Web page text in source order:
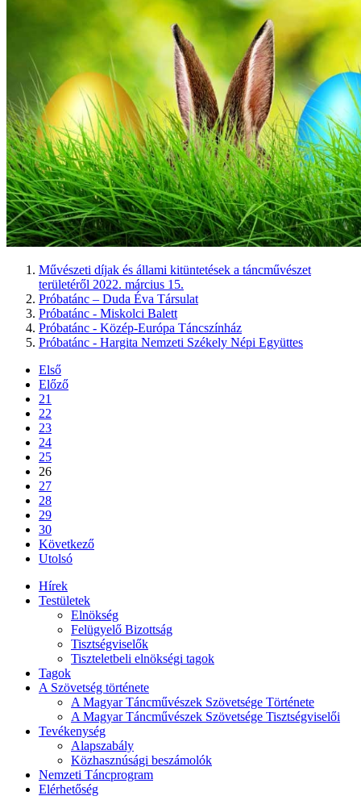
Művészeti díjak és állami kitüntetések a táncművészet
területéről 2022. március 15.
Próbatánc – Duda Éva Társulat
Próbatánc - Miskolci Balett
Próbatánc - Közép-Európa Táncszínház
Próbatánc - Hargita Nemzeti Székely Népi Együttes
Első
Előző
21
22
23
24
25
26
27
28
29
30
Következő
Utolsó
Hírek
Testületek
Elnökség
Felügyelő Bizottság
Tisztségviselők
Tiszteletbeli elnökségi tagok
Tagok
A Szövetség története
A Magyar Táncművészek Szövetsége Története
A Magyar Táncművészek Szövetsége Tisztségviselői
Tevékenység
Alapszabály
Közhasznúsági beszámolók
Nemzeti Táncprogram
Elérhetőség